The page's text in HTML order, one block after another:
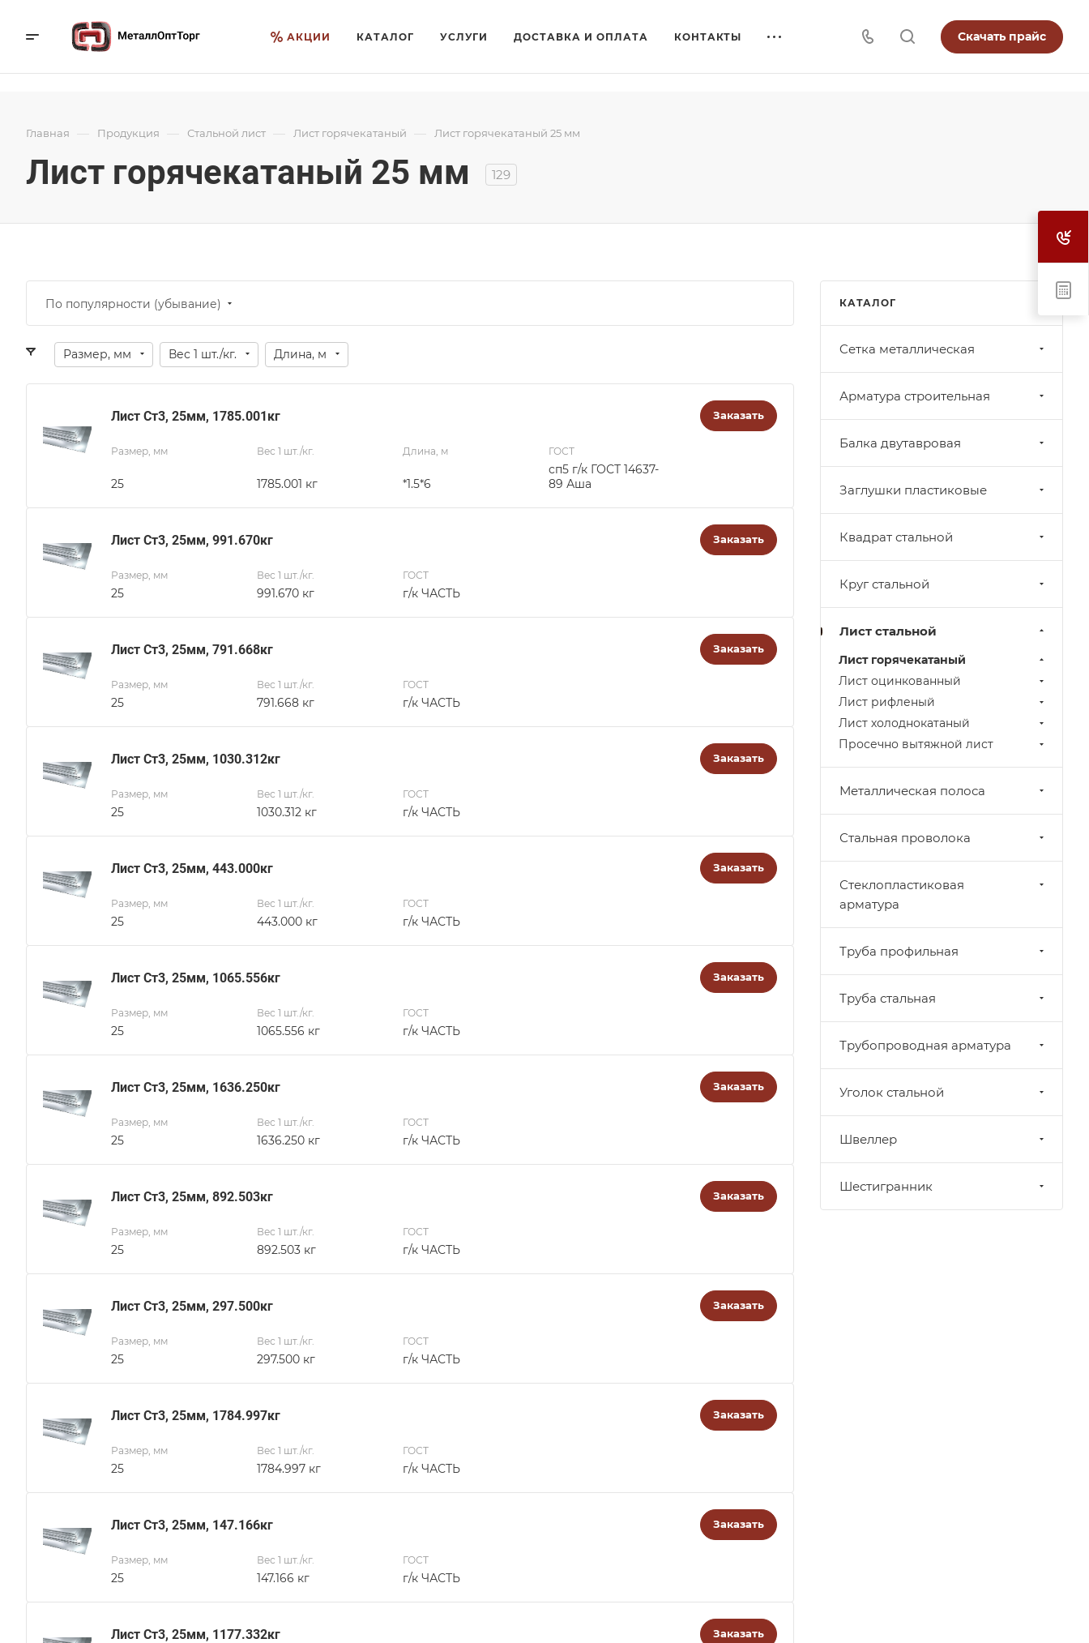
АКЦИИ КАТАЛОГ УСЛУГИ ДОСТАВКА И ОПЛАТА КОНТАКТЫ Скачать прайс
Главная — Продукция — Стальной лист — Лист горячекатаный — Лист горячекатаный 25 мм
Лист горячекатаный 25 мм 129
По популярности (убывание)
Размер, мм Вес 1 шт./кг. Длина, м
Лист Ст3, 25мм, 1785.001кг Заказать
Размер, мм
25
Вес 1 шт./кг.
1785.001 кг
Длина, м
*1.5*6
ГОСТ
сп5 г/к ГОСТ 14637-
89 Аша
Лист Ст3, 25мм, 991.670кг Заказать
Размер, мм
25
Вес 1 шт./кг.
991.670 кг
ГОСТ
г/к ЧАСТЬ
Лист Ст3, 25мм, 791.668кг Заказать
Размер, мм
25
Вес 1 шт./кг.
791.668 кг
ГОСТ
г/к ЧАСТЬ
Лист Ст3, 25мм, 1030.312кг Заказать
Размер, мм
25
Вес 1 шт./кг.
1030.312 кг
ГОСТ
г/к ЧАСТЬ
Лист Ст3, 25мм, 443.000кг Заказать
Размер, мм
25
Вес 1 шт./кг.
443.000 кг
ГОСТ
г/к ЧАСТЬ
Лист Ст3, 25мм, 1065.556кг Заказать
Размер, мм
25
Вес 1 шт./кг.
1065.556 кг
ГОСТ
г/к ЧАСТЬ
Лист Ст3, 25мм, 1636.250кг Заказать
Размер, мм
25
Вес 1 шт./кг.
1636.250 кг
ГОСТ
г/к ЧАСТЬ
Лист Ст3, 25мм, 892.503кг Заказать
Размер, мм
25
Вес 1 шт./кг.
892.503 кг
ГОСТ
г/к ЧАСТЬ
Лист Ст3, 25мм, 297.500кг Заказать
Размер, мм
25
Вес 1 шт./кг.
297.500 кг
ГОСТ
г/к ЧАСТЬ
Лист Ст3, 25мм, 1784.997кг Заказать
Размер, мм
25
Вес 1 шт./кг.
1784.997 кг
ГОСТ
г/к ЧАСТЬ
Лист Ст3, 25мм, 147.166кг Заказать
Размер, мм
25
Вес 1 шт./кг.
147.166 кг
ГОСТ
г/к ЧАСТЬ
Лист Ст3, 25мм, 1177.332кг Заказать
КАТАЛОГ
Cетка металлическая
Арматура строительная
Балка двутавровая
Заглушки пластиковые
Квадрат стальной
Круг стальной
Лист стальной
Лист горячекатаный
Лист оцинкованный
Лист рифленый
Лист холоднокатаный
Просечно вытяжной лист
Металлическая полоса
Стальная проволока
Стеклопластиковая
арматура
Труба профильная
Труба стальная
Трубопроводная арматура
Уголок стальной
Швеллер
Шестигранник